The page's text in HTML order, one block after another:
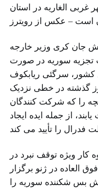
غربی الغاریه در استان
است – عکس از رویترز
جان کری وزیر خارجه
تجزیه سوریه در صورت
سرگئی ریابکوف
گذشته در خطی نزدیک
را که شرکت کنندگان
از جمله ایده ایجاد
ویژه توقف نبرد در
العاده در ژنو برگزار
بس شکننده سوریه را